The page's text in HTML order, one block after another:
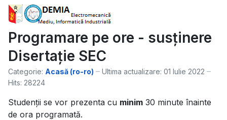
Programare pe ore - susținere
Disertație SEC
Categorie: Acasă (ro-ro)
Ultima actualizare: 01 Iulie 2022
Hits: 28224
Studenții se vor prezenta cu minim 30 minute înainte
de ora programată.